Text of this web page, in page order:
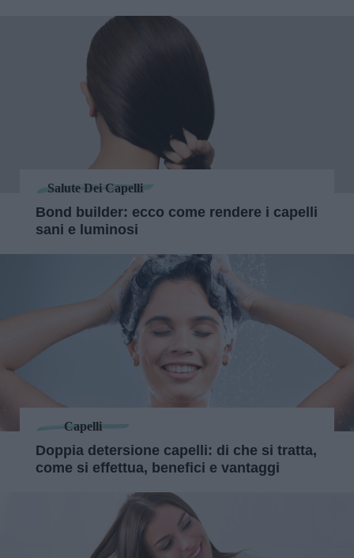
Salute Dei Capelli
Bond builder: ecco come rendere i capelli
sani e luminosi
Capelli
Doppia detersione capelli: di che si tratta,
come si effettua, benefici e vantaggi